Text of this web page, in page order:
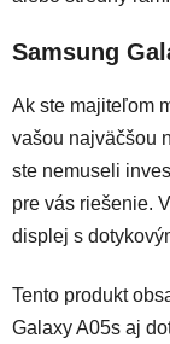
Samsung
Ak ste majiteľom
vašou najväčšou
ste nemuseli
pre vás riešenie.
displej s
Tento produkt
Galaxy A05s aj